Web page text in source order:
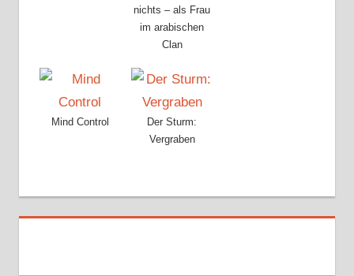
nichts – als Frau
im arabischen
Clan
Mind Control
Der Sturm:
Vergraben